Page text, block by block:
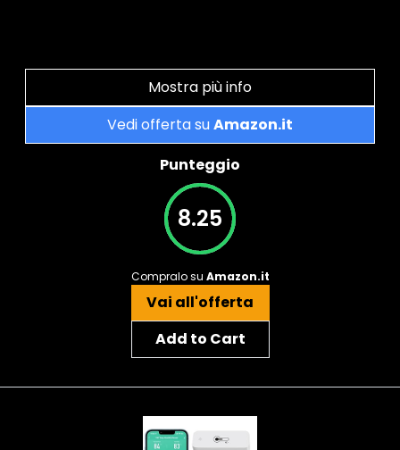
Mostra più info
Vedi offerta suAmazon.it
Punteggio
8.25
Compralo su Amazon.it
Vai all'offerta
Add to Cart